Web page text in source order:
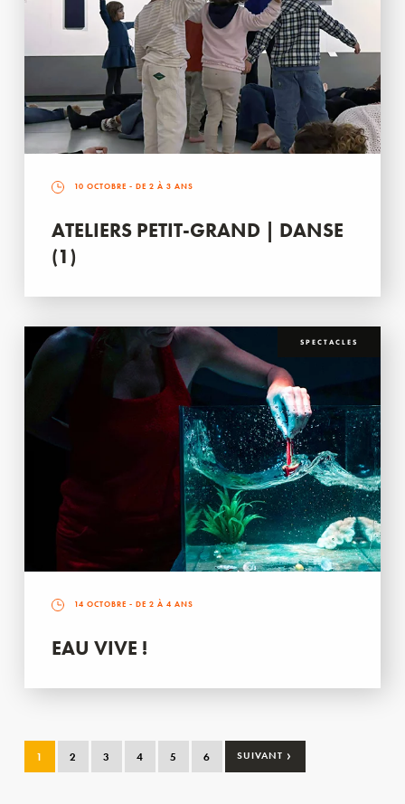
10 OCTOBRE - DE 2 À 3 ANS
ATELIERS PETIT-GRAND | DANSE
(1)
SPECTACLES
14 OCTOBRE - DE 2 À 4 ANS
EAU VIVE !
1 2 3 4 5 6 SUIVANT ›